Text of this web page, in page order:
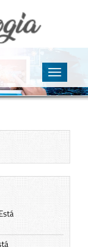
Toggle